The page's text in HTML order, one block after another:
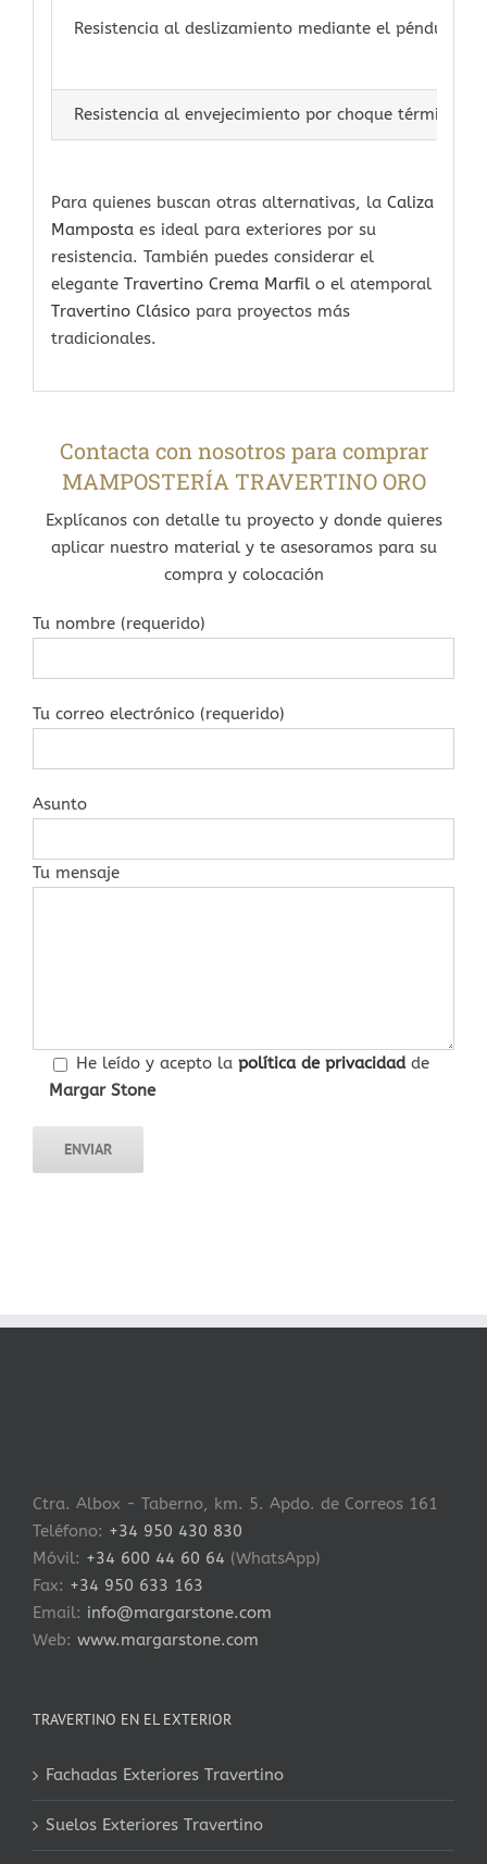
Resistencia al deslizamiento mediante el péndulo
Resistencia al envejecimiento por choque térmico
Para quienes buscan otras alternativas, la Caliza
Mampostaes ideal para exteriores por su
resistencia. También puedes considerar el
elegante Travertino Crema Marfilo el atemporal
Travertino Clásicopara proyectos más
tradicionales.
Contacta con nosotros para comprar
MAMPOSTERÍA TRAVERTINO ORO
Explícanos con detalle tu proyecto y donde quieres
aplicar nuestro material y te asesoramos para su
compra y colocación
Tu nombre (requerido)
Tu correo electrónico (requerido)
Asunto
Tu mensaje
He leído y acepto la política de privacidadde
Margar Stone
Ctra. Albox - Taberno, km. 5. Apdo. de Correos 161
Teléfono: +34 950 430 830
Móvil: +34 600 44 60 64 (WhatsApp)
Fax: +34 950 633 163
Email: info@margarstone.com
Web: www.margarstone.com
TRAVERTINO EN EL EXTERIOR
Fachadas Exteriores Travertino
Suelos Exteriores Travertino